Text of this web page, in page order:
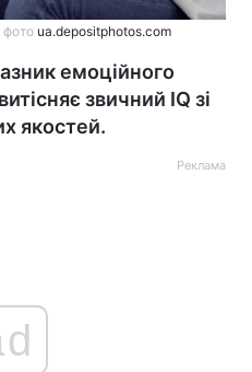
фото ua.depositphotos.com
емоційного
звичний IQ зі
якостей.
Реклама